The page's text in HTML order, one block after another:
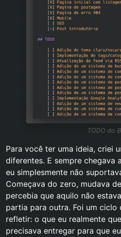
TODO do
Para você ter uma ideia, criei
diferentes. E sempre chegava
eu simplesmente não
Começava do zero, mudava
percebia que aquilo não
partia para outra. Foi um ciclo
refletir: o que eu realmente
precisava entregar para que